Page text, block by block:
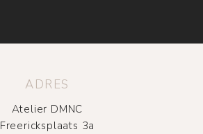
ADRES
Atelier DMNC
Freericksplaats 3a